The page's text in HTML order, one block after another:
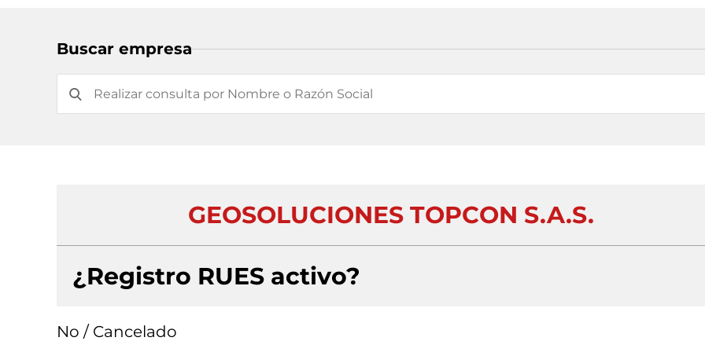
Buscar empresa
GEOSOLUCIONES TOPCON S.A.S.
¿Registro RUES activo?
No / Cancelado